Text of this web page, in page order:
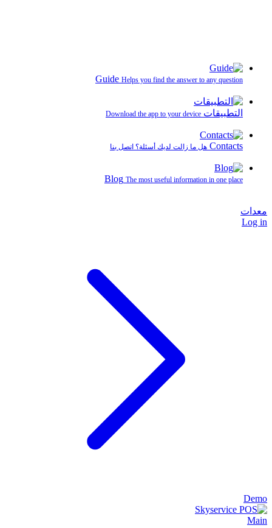
Guide Helps you find the answer to any question
التطبيقات Download the app to your device
Contacts هل ما زالت لديك أسئلة؟ اتصل بنا
Blog The most useful information in one place
معدات
Log in
Demo
Main